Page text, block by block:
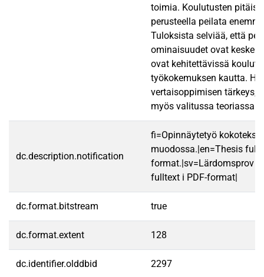
toimia. Koulutusten pitäisi
perusteella peilata
Tuloksista selviää, että
ominaisuudet ovat
ovat kehitettävissä
työkokemuksen kautta.
vertaisoppimisen tärkeys,
myös valitussa teoriassa.
dc.description.notification
fi=Opinnäytetyö
muodossa.|en=Thesis
format.|sv=Lärdomsprov
fulltext i PDF-format|
dc.format.bitstream true
dc.format.extent 128
dc.identifier.olddbid 2297